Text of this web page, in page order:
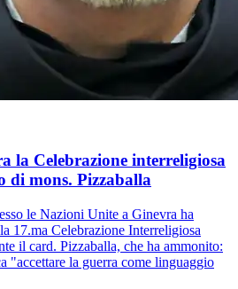
la Celebrazione interreligiosa
di mons. Pizzaballa
le Nazioni Unite a Ginevra ha
17.ma Celebrazione Interreligiosa
il card. Pizzaballa, che ha ammonito:
"accettare la guerra come linguaggio